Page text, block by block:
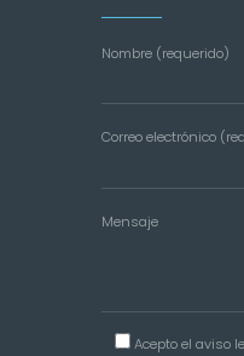
Nombre (requerido)
Correo electrónico
Mensaje
Acepto elaviso